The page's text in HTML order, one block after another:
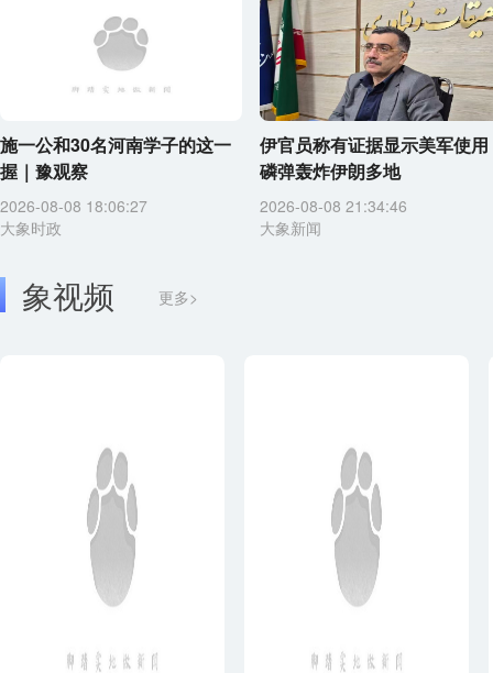
施一公和30名河南学子的这一
握｜豫观察
2026-08-08 18:06:27
大象时政
伊官员称有证据显示美军使用
磷弹轰炸伊朗多地
2026-08-08 21:34:46
大象新闻
象视频 更多>